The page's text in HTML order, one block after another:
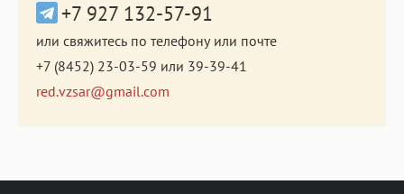
+7 927 132-57-91
или свяжитесь по телефону или почте
+7 (8452) 23-03-59 или 39-39-41
red.vzsar@gmail.com